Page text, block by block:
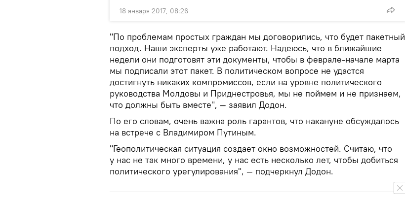
18 января 2017, 08:26
"По проблемам простых граждан мы договорились, что будет пакетный
подход. Наши эксперты уже работают. Надеюсь, что в ближайшие
недели они подготовят эти документы, чтобы в феврале-начале марта
мы подписали этот пакет. В политическом вопросе не удастся
достигнуть никаких компромиссов, если на уровне политического
руководства Молдовы и Приднестровья, мы не поймем и не признаем,
что должны быть вместе", — заявил Додон.
По его словам, очень важна роль гарантов, что накануне обсуждалось
на встрече с Владимиром Путиным.
"Геополитическая ситуация создает окно возможностей. Считаю, что
у нас не так много времени, у нас есть несколько лет, чтобы добиться
политического урегулирования", — подчеркнул Додон.